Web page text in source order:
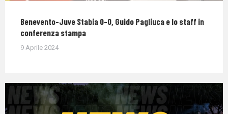
Benevento-Juve Stabia 0-0, Guido Pagliuca e lo staff in
conferenza stampa
9 Aprile 2024